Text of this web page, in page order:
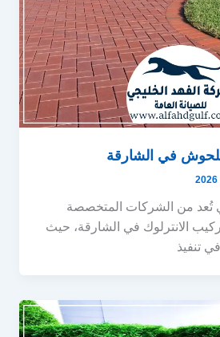
للحوش في الشارقة
تُعد من الشركات المتخصصة
الانترلوك في الشارقة، حيث
تنفيذ